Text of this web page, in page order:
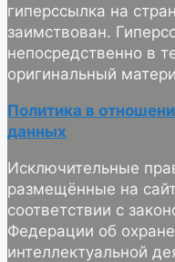
гиперссылка на
заимствован.
непосредственно в
оригинальный
Политика в
данных
Исключительные
размещённые на
соответствии с
Федерации об охране
интеллектуальной